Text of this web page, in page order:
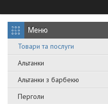
Товари та послуги
Альтанки
Альтанки з барбекю
Перголи